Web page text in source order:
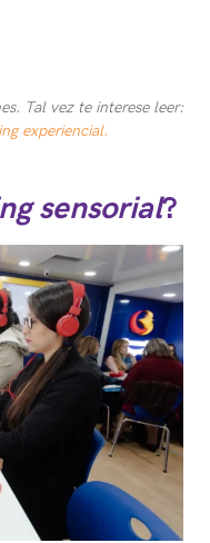
Tal vez te interese leer:
experiencial.
sensorial?